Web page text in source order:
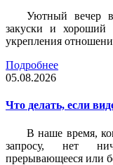
Уютный вечер
закуски и
укрепления
Подробнее
05.08.2026
Что делать, если
В наше время,
запросу, нет
прерывающееся или